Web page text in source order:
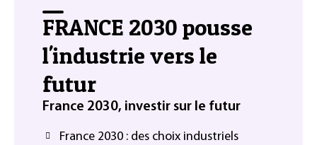
FRANCE 2030 pousse
l'industrie vers le
futur
France 2030, investir sur le futur
France 2030 : des choix industriels